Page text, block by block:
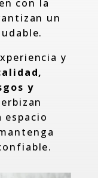
con la
un
y
y
espacio